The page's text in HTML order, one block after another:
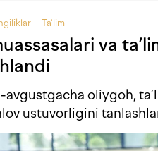
Ta'lim
va
oliygoh,
ustuvorligini